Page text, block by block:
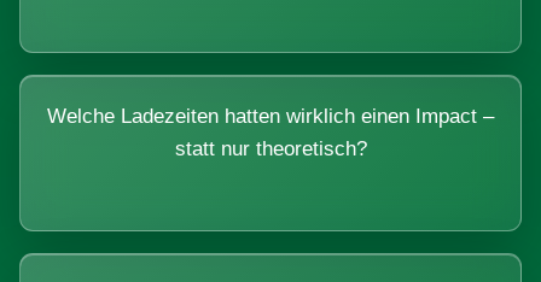
Welche Ladezeiten hatten wirklich einen Impact –
statt nur theoretisch?